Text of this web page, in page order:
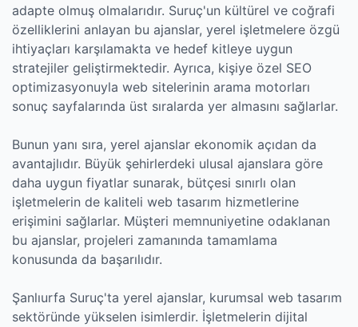
adapte olmuş olmalarıdır. Suruç'un kültürel ve coğrafi
özelliklerini anlayan bu ajanslar, yerel işletmelere özgü
ihtiyaçları karşılamakta ve hedef kitleye uygun
stratejiler geliştirmektedir. Ayrıca, kişiye özel SEO
optimizasyonuyla web sitelerinin arama motorları
sonuç sayfalarında üst sıralarda yer almasını sağlarlar.
Bunun yanı sıra, yerel ajanslar ekonomik açıdan da
avantajlıdır. Büyük şehirlerdeki ulusal ajanslara göre
daha uygun fiyatlar sunarak, bütçesi sınırlı olan
işletmelerin de kaliteli web tasarım hizmetlerine
erişimini sağlarlar. Müşteri memnuniyetine odaklanan
bu ajanslar, projeleri zamanında tamamlama
konusunda da başarılıdır.
Şanlıurfa Suruç'ta yerel ajanslar, kurumsal web tasarım
sektöründe yükselen isimlerdir. İşletmelerin dijital